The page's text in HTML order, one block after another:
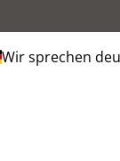
Wir sprechen